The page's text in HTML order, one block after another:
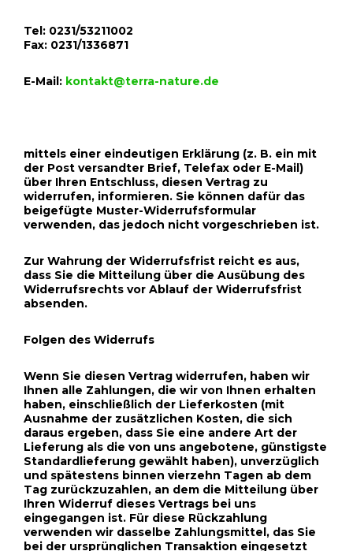
Tel: 0231/53211002
Fax: 0231/1336871
E-Mail: kontakt@terra-nature.de
mittels einer eindeutigen Erklärung (z. B. ein mit
der Post versandter Brief, Telefax oder E-Mail)
über Ihren Entschluss, diesen Vertrag zu
widerrufen, informieren. Sie können dafür das
beigefügte Muster-Widerrufsformular
verwenden, das jedoch nicht vorgeschrieben ist.
Zur Wahrung der Widerrufsfrist reicht es aus,
dass Sie die Mitteilung über die Ausübung des
Widerrufsrechts vor Ablauf der Widerrufsfrist
absenden.
Folgen des Widerrufs
Wenn Sie diesen Vertrag widerrufen, haben wir
Ihnen alle Zahlungen, die wir von Ihnen erhalten
haben, einschließlich der Lieferkosten (mit
Ausnahme der zusätzlichen Kosten, die sich
daraus ergeben, dass Sie eine andere Art der
Lieferung als die von uns angebotene, günstigste
Standardlieferung gewählt haben), unverzüglich
und spätestens binnen vierzehn Tagen ab dem
Tag zurückzuzahlen, an dem die Mitteilung über
Ihren Widerruf dieses Vertrags bei uns
eingegangen ist. Für diese Rückzahlung
verwenden wir dasselbe Zahlungsmittel, das Sie
bei der ursprünglichen Transaktion eingesetzt